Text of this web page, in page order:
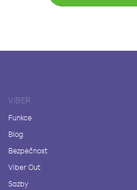
VIBER
Funkce
Blog
Bezpečnost
Viber Out
Sazby